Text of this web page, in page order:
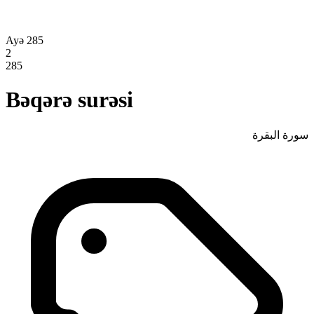
Ayə 285
2
285
Bəqərə surəsi
سورة البقرة